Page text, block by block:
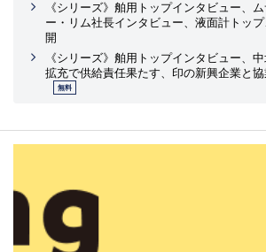
《シリーズ》舶用トップインタビュー、
ー・リム社長インタビュー、液面計トッ
開
《シリーズ》舶用トップインタビュー、
拡充で供給責任果たす、印の新興企業と
無料